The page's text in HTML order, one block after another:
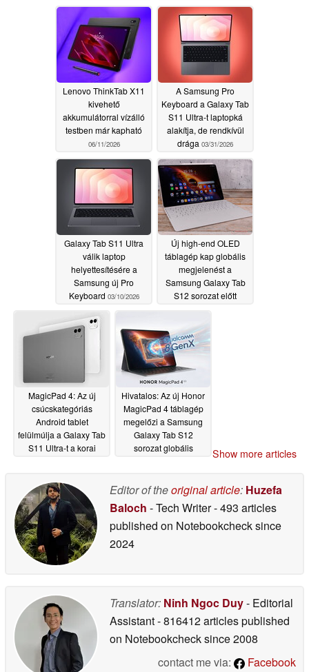
felszerelve06/12/2026 06/12/2026
Lenovo ThinkTab X11
kivehető
akkumulátorral vízálló
testben már kapható
06/11/2026
A Samsung Pro
Keyboard a Galaxy Tab
S11 Ultra-t laptopká
alakítja, de rendkívül
drága 03/31/2026
Galaxy Tab S11 Ultra
válik laptop
helyettesítésére a
Samsung új Pro
Keyboard 03/10/2026
Új high-end OLED
táblagép kap globális
megjelenést a
Samsung Galaxy Tab
S12 sorozat előtt
MagicPad 4: Az új
csúcskategóriás
Android tablet
felülmúlja a Galaxy Tab
S11 Ultra-t a korai
Hivatalos: Az új Honor
MagicPad 4 táblagép
megelőzi a Samsung
Galaxy Tab S12
sorozat globális
Show more articles
Editor of theoriginal article: Huzefa
Baloch - Tech Writer- 493 articles
published on Notebookchecksince
2024
Translator: Ninh Ngoc Duy- Editorial
Assistant- 816412 articles published
on Notebookchecksince 2008
contact me via:
Facebook